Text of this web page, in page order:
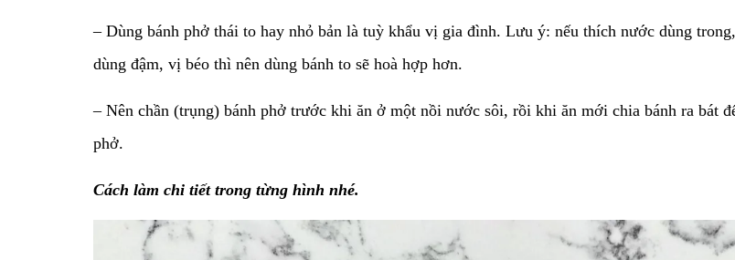
– Dùng bánh phở thái to hay nhỏ bản là tuỳ khẩu vị gia đình. Lưu ý: nếu thích nước dùng
dùng đậm, vị béo thì nên dùng bánh to sẽ hoà hợp hơn.
– Nên chần (trụng) bánh phở trước khi ăn ở một nồi nước sôi, rồi khi ăn mới chia bánh ra bát
phở.
Cách làm chi tiết trong từng hình nhé.